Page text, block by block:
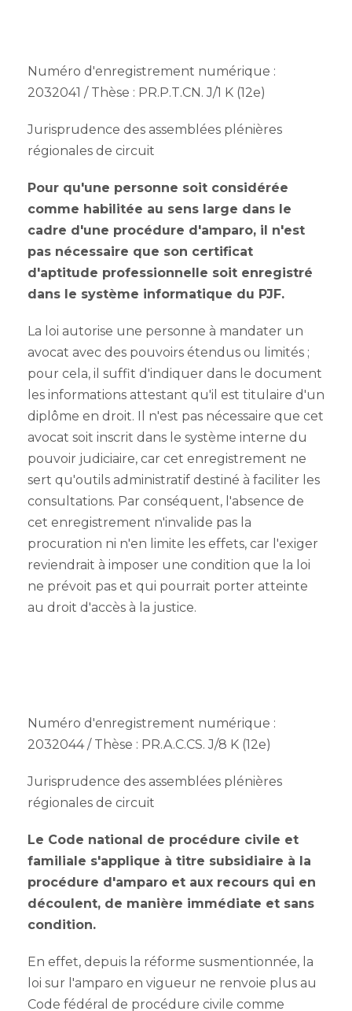
Numéro d'enregistrement numérique :
2032041 / Thèse : PR.P.T.CN. J/1 K (12e)
Jurisprudence des assemblées plénières
régionales de circuit
Pour qu'une personne soit considérée
comme habilitée au sens large dans le
cadre d'une procédure d'amparo, il n'est
pas nécessaire que son certificat
d'aptitude professionnelle soit enregistré
dans le système informatique du PJF.
La loi autorise une personne à mandater un
avocat avec des pouvoirs étendus ou limités ;
pour cela, il suffit d'indiquer dans le document
les informations attestant qu'il est titulaire d'un
diplôme en droit. Il n'est pas nécessaire que cet
avocat soit inscrit dans le système interne du
pouvoir judiciaire, car cet enregistrement ne
sert qu'outils administratif destiné à faciliter les
consultations. Par conséquent, l'absence de
cet enregistrement n'invalide pas la
procuration ni n'en limite les effets, car l'exiger
reviendrait à imposer une condition que la loi
ne prévoit pas et qui pourrait porter atteinte
au droit d'accès à la justice.
Numéro d'enregistrement numérique :
2032044 / Thèse : PR.A.C.CS. J/8 K (12e)
Jurisprudence des assemblées plénières
régionales de circuit
Le Code national de procédure civile et
familiale s'applique à titre subsidiaire à la
procédure d'amparo et aux recours qui en
découlent, de manière immédiate et sans
condition.
En effet, depuis la réforme susmentionnée, la
loi sur l'amparo en vigueur ne renvoie plus au
Code fédéral de procédure civile comme